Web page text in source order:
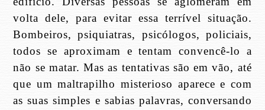
volta dele, para evitar essa terrível situação.
Bombeiros, psiquiatras, psicólogos, policiais,
todos se aproximam e tentam convencê-lo a
não se matar. Mas as tentativas são em vão, até
que um maltrapilho misterioso aparece e com
as suas simples e sabias palavras, conversando